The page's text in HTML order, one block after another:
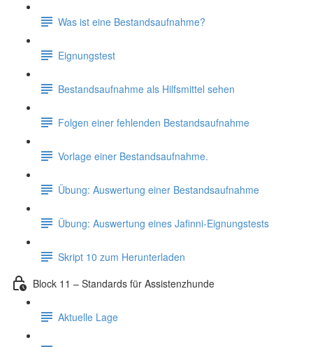
Was ist eine Bestandsaufnahme?
Eignungstest
Bestandsaufnahme als Hilfsmittel sehen
Folgen einer fehlenden Bestandsaufnahme
Vorlage einer Bestandsaufnahme.
Übung: Auswertung einer Bestandsaufnahme
Übung: Auswertung eines Jafinni-Eignungstests
Skript 10 zum Herunterladen
Block 11 – Standards für Assistenzhunde
Aktuelle Lage